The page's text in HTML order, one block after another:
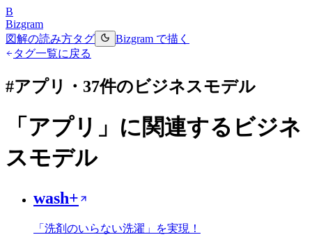
B
Bizgram
図解の読み方タグ
Bizgram で描く
タグ一覧に戻る
#アプリ ・ 37件のビジネスモデル
「 アプリ 」に関連するビジネ
スモデル
wash+
「洗剤のいらない洗濯」を実現！